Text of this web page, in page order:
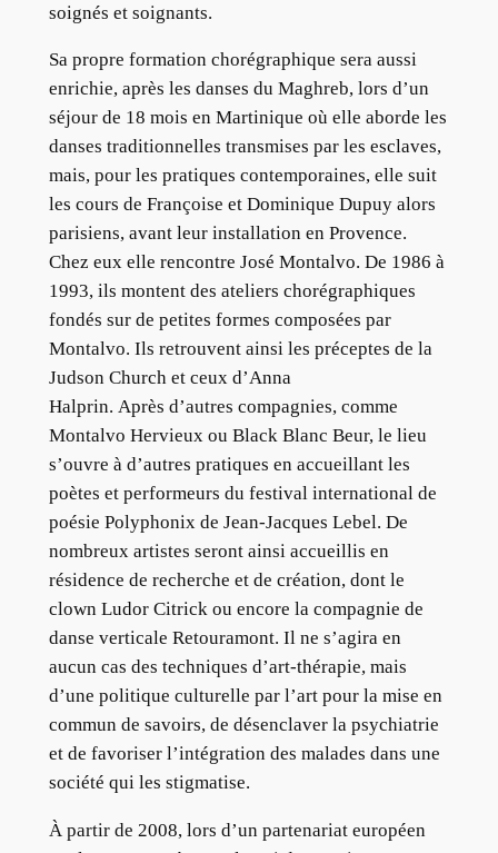
soignés et soignants.
Sa propre formation chorégraphique sera aussi
enrichie, après les danses du Maghreb, lors d’un
séjour de 18 mois en Martinique où elle aborde les
danses traditionnelles transmises par les esclaves,
mais, pour les pratiques contemporaines, elle suit
les cours de Françoise et Dominique Dupuy alors
parisiens, avant leur installation en Provence.
Chez eux elle rencontre José Montalvo. De 1986 à
1993, ils montent des ateliers chorégraphiques
fondés sur de petites formes composées par
Montalvo. Ils retrouvent ainsi les préceptes de la
Judson Church et ceux d’Anna
Halprin. Après d’autres compagnies, comme
Montalvo Hervieux ou Black Blanc Beur, le lieu
s’ouvre à d’autres pratiques en accueillant les
poètes et performeurs du festival international de
poésie Polyphonix de Jean-Jacques Lebel. De
nombreux artistes seront ainsi accueillis en
résidence de recherche et de création, dont le
clown Ludor Citrick ou encore la compagnie de
danse verticale Retouramont. Il ne s’agira en
aucun cas des techniques d’art-thérapie, mais
d’une politique culturelle par l’art pour la mise en
commun de savoirs, de désenclaver la psychiatrie
et de favoriser l’intégration des malades dans une
société qui les stigmatise.
À partir de 2008, lors d’un partenariat européen